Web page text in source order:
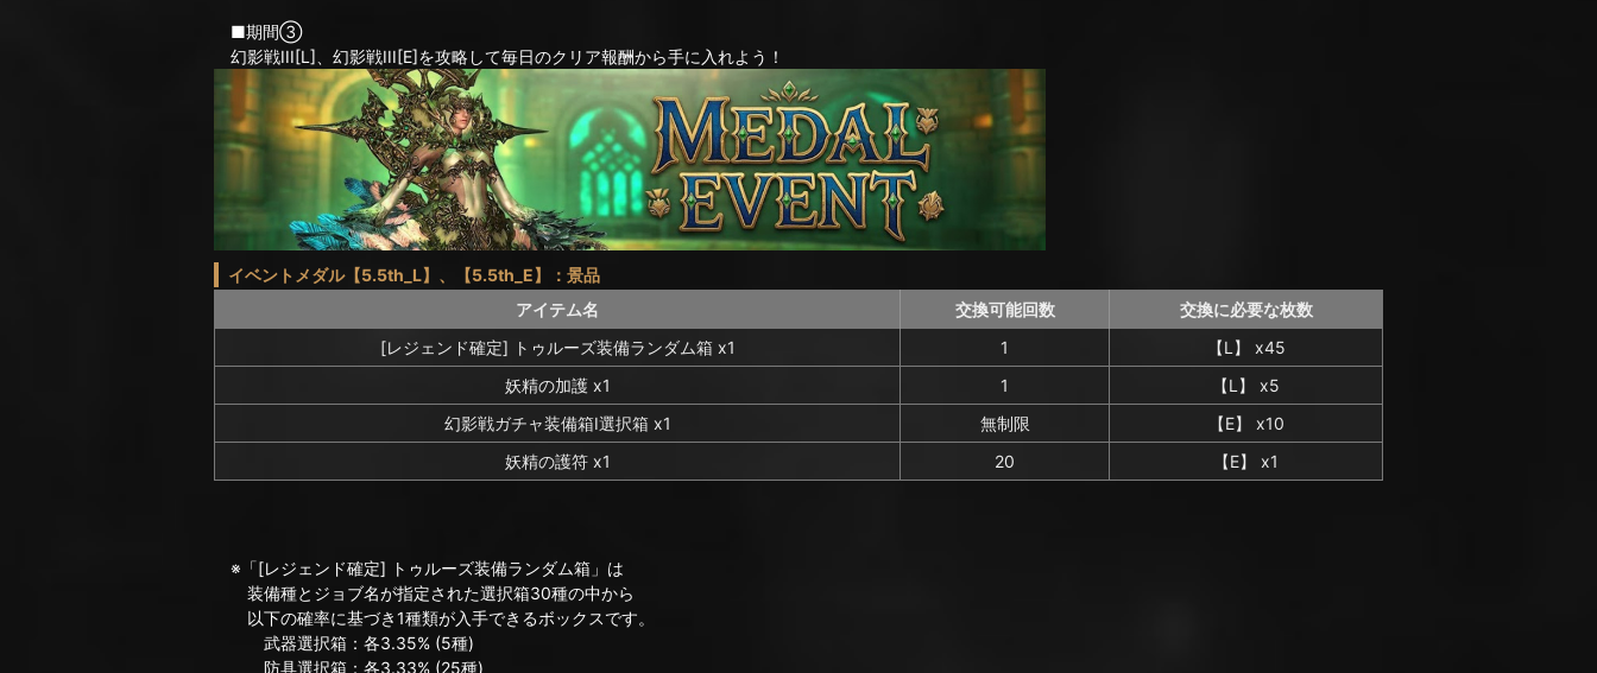
■期間③
幻影戦III[L]、幻影戦III[E]を攻略して毎日のクリア報酬から手に入れよう！
イベントメダル【5.5th_L】、【5.5th_E】：景品
アイテム名
交換可能回数
交換に必要な枚数
[レジェンド確定] トゥルーズ装備ランダム箱 x1
1
【L】 x45
妖精の加護 x1
1
【L】 x5
幻影戦ガチャ装備箱I選択箱 x1
無制限
【E】 x10
妖精の護符 x1
20 【E】 x1
※「[レジェンド確定] トゥルーズ装備ランダム箱」は
装備種とジョブ名が指定された選択箱30種の中から
以下の確率に基づき1種類が入手できるボックスです。
武器選択箱：各3.35% (5種)
防具選択箱：各3.33% (25種)